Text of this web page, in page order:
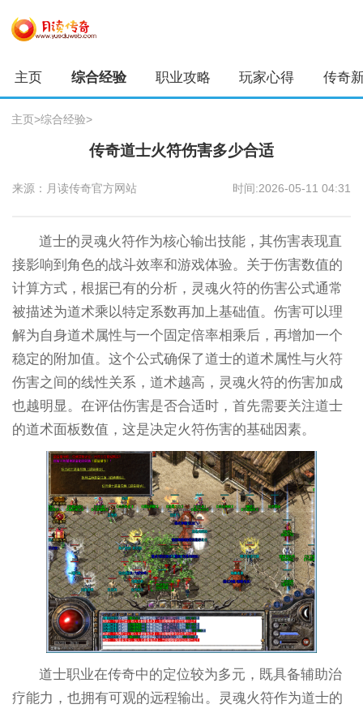
主页 综合经验 职业攻略 玩家心得 传奇
主页>综合经验>
传奇道士火符伤害多少合适
来源：月读传奇官方网站 时间:2026-05-11 04:31
道士的灵魂火符作为核心输出技能，其伤害表现直
接影响到角色的战斗效率和游戏体验。关于伤害数值的
计算方式，根据已有的分析，灵魂火符的伤害公式通常
被描述为道术乘以特定系数再加上基础值。伤害可以理
解为自身道术属性与一个固定倍率相乘后，再增加一个
稳定的附加值。这个公式确保了道士的道术属性与火符
伤害之间的线性关系，道术越高，灵魂火符的伤害加成
也越明显。在评估伤害是否合适时，首先需要关注道士
的道术面板数值，这是决定火符伤害的基础因素。
道士职业在传奇中的定位较为多元，既具备辅助治
疗能力，也拥有可观的远程输出。灵魂火符作为道士的